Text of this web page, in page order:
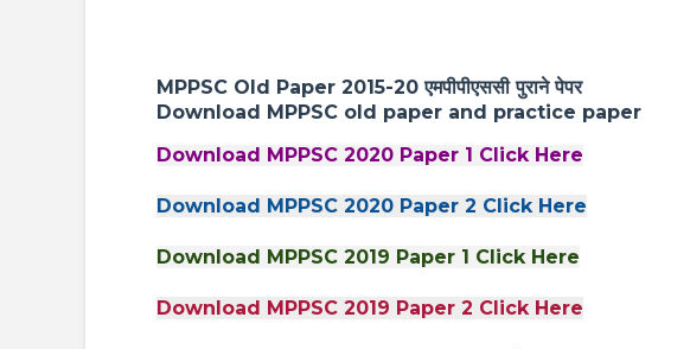
MPPSC Old Paper 2015-20 एमपीपीएससी पुराने पेपर
Download MPPSC old paper and practice paper
Download MPPSC 2020 Paper 1 Click Here
Download MPPSC 2020 Paper 2 Click Here
Download MPPSC 2019 Paper 1 Click Here
Download MPPSC 2019 Paper 2 Click Here